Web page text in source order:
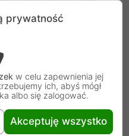
i zrobotyzowana
na solidnym stalowym
prywatność
w celu zapewnienia jej
ich, abyś mógł
albo się zalogować.
Akceptuję wszystko